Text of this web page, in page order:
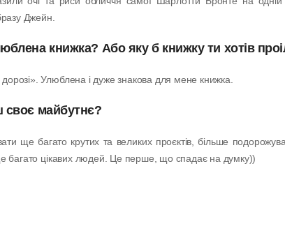
Джейн.
книжка? Або яку б книжку ти хотів
Улюблена і дуже знакова для мене книжка.
своє майбутнє?
ще багато крутих та великих проєктів, більше
ще багато цікавих людей. Це перше, що спадає на думку))